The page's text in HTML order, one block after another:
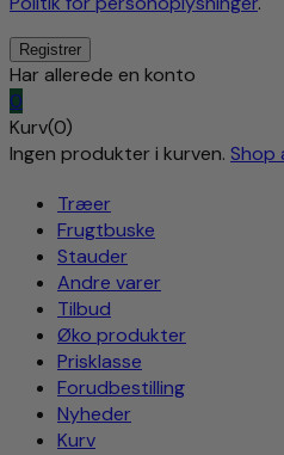
Har allerede en konto
0
Kurv(0)
Ingen produkter i kurven. Shop
Træer
Frugtbuske
Stauder
Andre varer
Tilbud
Øko produkter
Prisklasse
Forudbestilling
Nyheder
Kurv